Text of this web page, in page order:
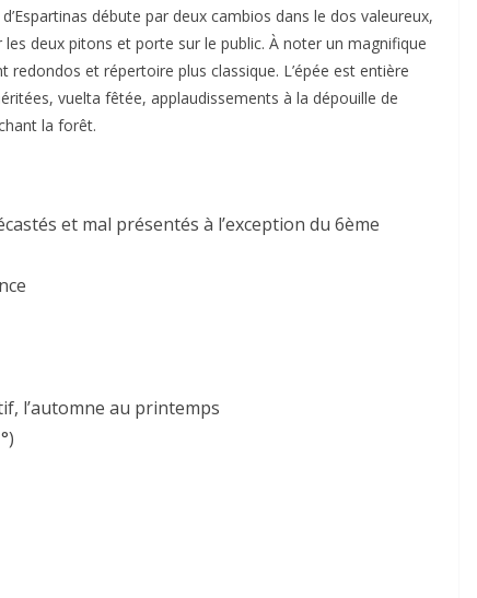
débute par deux cambios dans le dos valeureux,
deux pitons et porte sur le public. À noter un magnifique
et répertoire plus classique. L’épée est entière
vuelta fêtée, applaudissements à la dépouille de
la forêt.
et mal présentés à l’exception du 6ème
l’automne au printemps